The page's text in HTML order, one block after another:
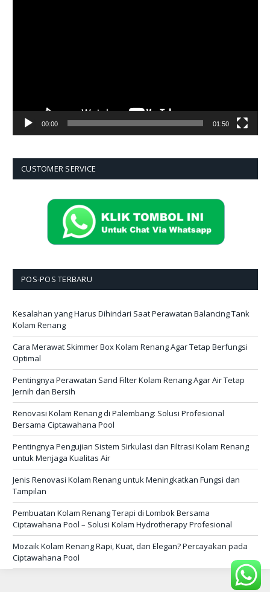
00:00 01:50
CUSTOMER SERVICE
POS-POS TERBARU
Kesalahan yang Harus Dihindari Saat Perawatan Balancing Tank
Kolam Renang
Cara Merawat Skimmer Box Kolam Renang Agar Tetap Berfungsi
Optimal
Pentingnya Perawatan Sand Filter Kolam Renang Agar Air Tetap
Jernih dan Bersih
Renovasi Kolam Renang di Palembang: Solusi Profesional
Bersama Ciptawahana Pool
Pentingnya Pengujian Sistem Sirkulasi dan Filtrasi Kolam Renang
untuk Menjaga Kualitas Air
Jenis Renovasi Kolam Renang untuk Meningkatkan Fungsi dan
Tampilan
Pembuatan Kolam Renang Terapi di Lombok Bersama
Ciptawahana Pool – Solusi Kolam Hydrotherapy Profesional
Mozaik Kolam Renang Rapi, Kuat, dan Elegan? Percayakan pada
Ciptawahana Pool